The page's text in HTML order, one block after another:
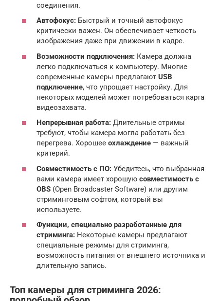
соединения.
Автофокус: Быстрый и точный автофокус
критически важен. Он обеспечивает четкость
изображения даже при движении в кадре.
Возможности подключения: Камера должна
легко подключаться к компьютеру. Многие
современные камеры предлагают USB
подключение, что упрощает настройку. Для
некоторых моделей может потребоваться карта
видеозахвата.
Непрерывная работа: Длительные стримы
требуют, чтобы камера могла работать без
перегрева. Хорошее охлаждение — важный
критерий.
Совместимость с ПО: Убедитесь, что выбранная
вами камера имеет хорошую совместимость с
OBS (Open Broadcaster Software) или другим
стриминговым софтом, который вы
используете.
Функции, специально разработанные для
стриминга: Некоторые камеры предлагают
специальные режимы для стриминга,
возможность питания от внешнего источника и
длительную запись.
Топ камеры для стриминга 2026: